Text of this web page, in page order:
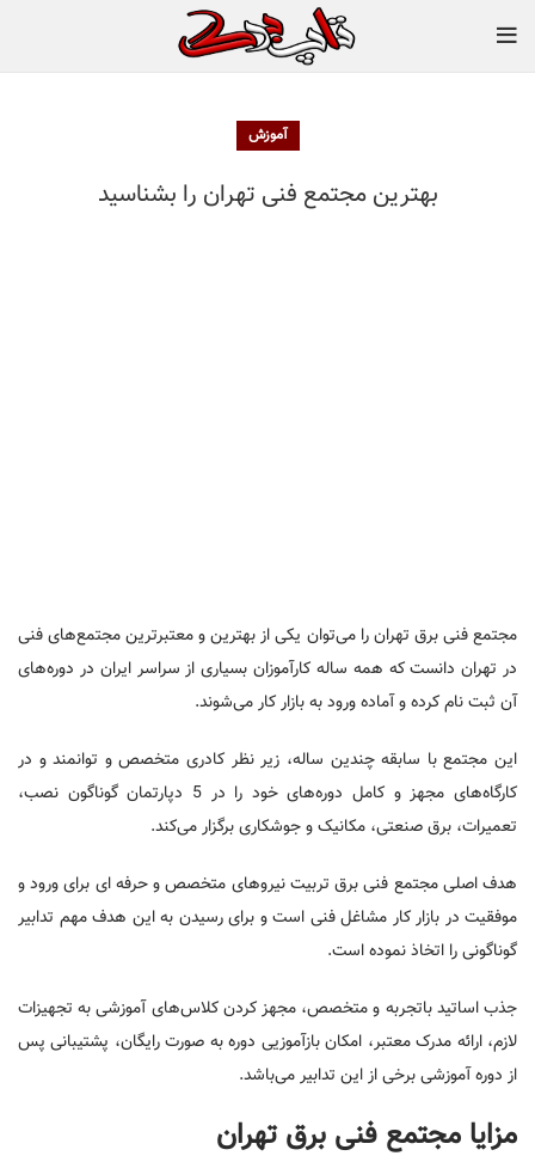
آموزش
بهترین مجتمع فنی تهران را بشناسید
مجتمع فنی برق تهران را می‌توان یکی از بهترین و معتبرترین مجتمع‌های فنی
در تهران دانست که همه ساله کارآموزان بسیاری از سراسر ایران در دوره‌های
آن ثبت نام کرده و آماده ورود به بازار کار می‌شوند.
این مجتمع با سابقه چندین ساله، زیر نظر کادری متخصص و توانمند و در
کارگاه‌های مجهز و کامل دوره‌های خود را در 5 دپارتمان گوناگون نصب،
تعمیرات، برق صنعتی، مکانیک و جوشکاری برگزار می‌کند.
هدف اصلی مجتمع فنی برق تربیت نیروهای متخصص و حرفه ای برای ورود و
موفقیت در بازار کار مشاغل فنی است و برای رسیدن به این هدف مهم تدابیر
گوناگونی را اتخاذ نموده است.
جذب اساتید باتجربه و متخصص، مجهز کردن کلاس‌های آموزشی به تجهیزات
لازم، ارائه مدرک معتبر، امکان بازآموزیی دوره به صورت رایگان، پشتیبانی پس
از دوره آموزشی برخی از این تدابیر می‌باشد.
مزایا مجتمع فنی برق تهران